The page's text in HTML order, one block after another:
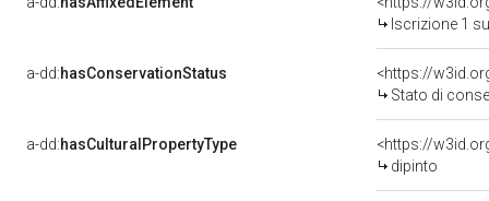
Iscrizione 1
a-dd:hasConservationStatus
<https://
Stato di
a-dd:hasCulturalPropertyType
<https://
dipinto